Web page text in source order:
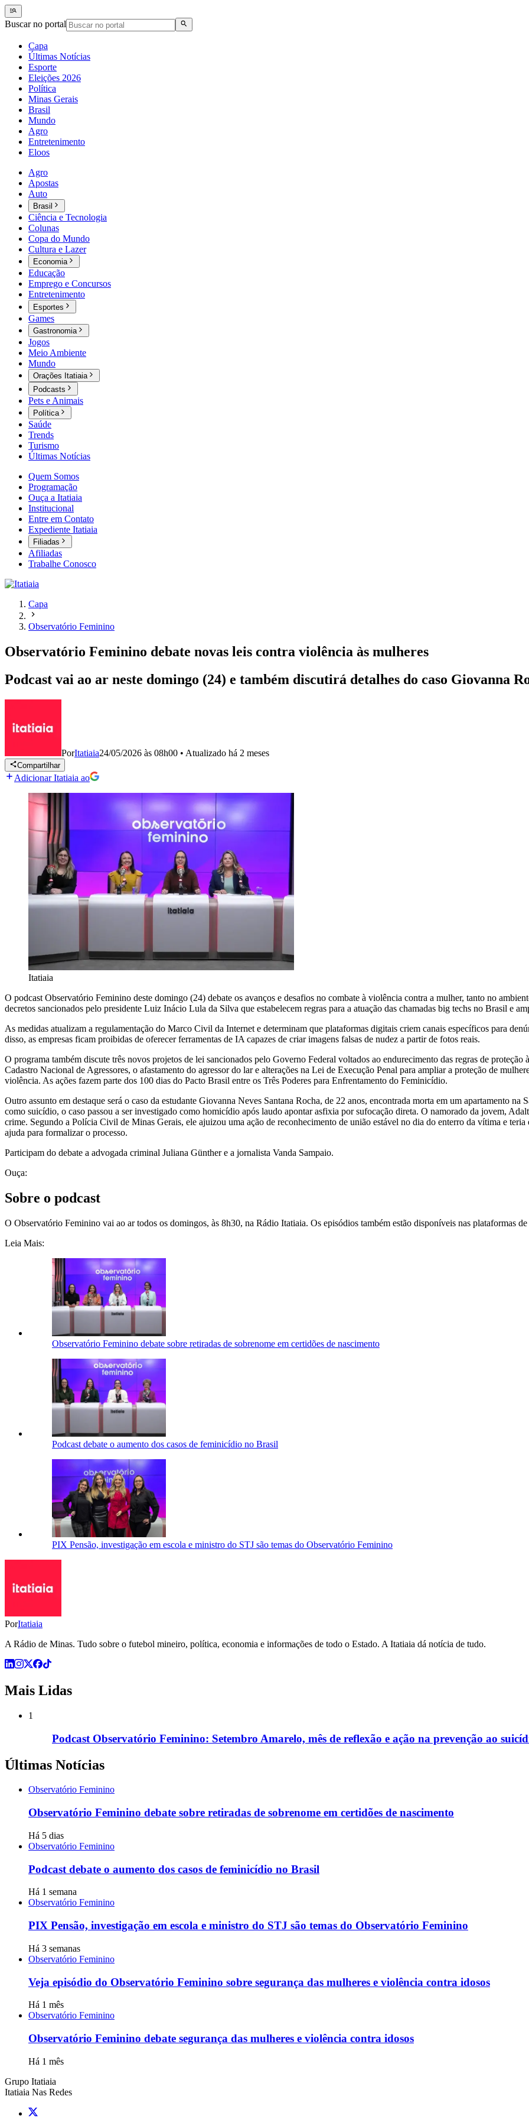
Buscar no portal
Capa
Últimas Notícias
Esporte
Eleições 2026
Política
Minas Gerais
Brasil
Mundo
Agro
Entretenimento
Eloos
Agro
Apostas
Auto
Brasil
Ciência e Tecnologia
Colunas
Copa do Mundo
Cultura e Lazer
Economia
Educação
Emprego e Concursos
Entretenimento
Esportes
Games
Gastronomia
Jogos
Meio Ambiente
Mundo
Orações Itatiaia
Podcasts
Pets e Animais
Política
Saúde
Trends
Turismo
Últimas Notícias
Quem Somos
Programação
Ouça a Itatiaia
Institucional
Entre em Contato
Expediente Itatiaia
Filiadas
Afiliadas
Trabalhe Conosco
Capa
Observatório Feminino
Observatório Feminino debate novas leis contra violência às mulheres
Podcast vai ao ar neste domingo (24) e também discutirá detalhes do caso Giovanna
PorItatiaia24/05/2026 às 08h00 • Atualizado há 2 meses
Compartilhar
Adicionar Itatiaia ao
Itatiaia
O podcast Observatório Feminino deste domingo (24) debate os avanços e desafios no combate à violência contra a mulher, tanto no
decretos sancionados pelo presidente Luiz Inácio Lula da Silva que estabelecem regras para a atuação das chamadas big techs no Brasil e
As medidas atualizam a regulamentação do Marco Civil da Internet e determinam que plataformas digitais criem canais específicos para
disso, as empresas ficam proibidas de oferecer ferramentas de IA capazes de criar imagens falsas de nudez a partir de fotos reais.
O programa também discute três novos projetos de lei sancionados pelo Governo Federal voltados ao endurecimento das regras de
Cadastro Nacional de Agressores, o afastamento do agressor do lar e alterações na Lei de Execução Penal para ampliar a proteção de
violência. As ações fazem parte dos 100 dias do Pacto Brasil entre os Três Poderes para Enfrentamento do Feminicídio.
Outro assunto em destaque será o caso da estudante Giovanna Neves Santana Rocha, de 22 anos, encontrada morta em um apartamento
como suicídio, o caso passou a ser investigado como homicídio após laudo apontar asfixia por sufocação direta. O namorado da jovem,
crime. Segundo a Polícia Civil de Minas Gerais, ele ajuizou uma ação de reconhecimento de união estável no dia do enterro da vítima e
ajuda para formalizar o processo.
Participam do debate a advogada criminal Juliana Günther e a jornalista Vanda Sampaio.
Ouça:
Sobre o podcast
O Observatório Feminino vai ao ar todos os domingos, às 8h30, na Rádio Itatiaia. Os episódios também estão disponíveis nas plataformas
Leia Mais:
Observatório Feminino debate sobre retiradas de sobrenome em certidões de nascimento
Podcast debate o aumento dos casos de feminicídio no Brasil
PIX Pensão, investigação em escola e ministro do STJ são temas do Observatório Feminino
PorItatiaia
A Rádio de Minas. Tudo sobre o futebol mineiro, política, economia e informações de todo o Estado. A Itatiaia dá notícia de tudo.
Mais Lidas
1
Podcast Observatório Feminino: Setembro Amarelo, mês de reflexão e ação na prevenção ao
Últimas Notícias
Observatório Feminino
Observatório Feminino debate sobre retiradas de sobrenome em certidões de nascimento
Há 5 dias
Observatório Feminino
Podcast debate o aumento dos casos de feminicídio no Brasil
Há 1 semana
Observatório Feminino
PIX Pensão, investigação em escola e ministro do STJ são temas do Observatório Feminino
Há 3 semanas
Observatório Feminino
Veja episódio do Observatório Feminino sobre segurança das mulheres e violência contra idosos
Há 1 mês
Observatório Feminino
Observatório Feminino debate segurança das mulheres e violência contra idosos
Há 1 mês
Grupo Itatiaia
Itatiaia Nas Redes